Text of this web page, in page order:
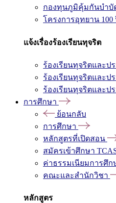
กองทุนภูมิคุ้มกันบำบั
โครงการอุทยาน
แจ้งเรื่องร้องเรียนทุจริต
ร้องเรียนทุจริตและป
ร้องเรียนทุจริตและ
ร้องเรียนทุจริตและ
การศึกษา
ย้อนกลับ
การศึกษา
หลักสูตรที่เปิดสอน
สมัครเข้าศึกษา
ค่าธรรมเนียมการศึก
คณะและสำนักวิชา
หลักสูตร